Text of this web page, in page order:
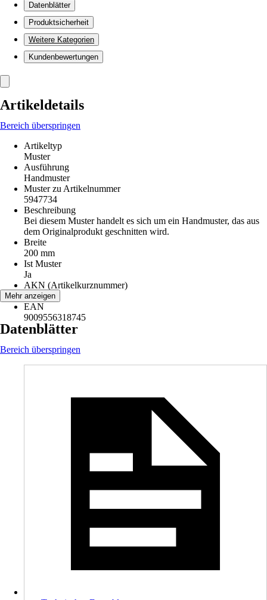
Datenblätter
Produktsicherheit
Weitere Kategorien
Kundenbewertungen
Artikeldetails
Bereich überspringen
Artikeltyp
Muster
Ausführung
Handmuster
Muster zu Artikelnummer
5947734
Beschreibung
Bei diesem Muster handelt es sich um ein Handmuster, das aus
dem Originalprodukt geschnitten wird.
Breite
200 mm
Ist Muster
Ja
AKN (Artikelkurznummer)
VRVM
EAN
9009556318745
Mehr anzeigen
Datenblätter
Bereich überspringen